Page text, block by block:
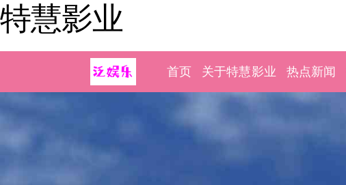
特慧影业
首页 关于特慧影业 热点新闻